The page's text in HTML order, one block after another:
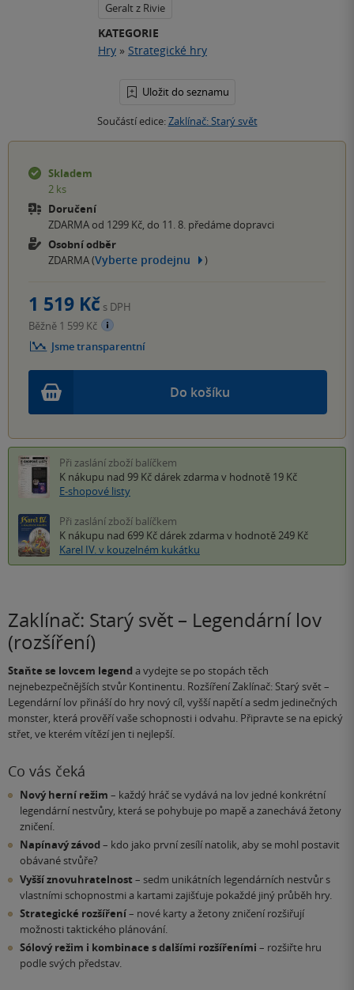
Geralt z Rivie
KATEGORIE
Hry » Strategické hry
Uložit do seznamu
Součástí edice:Zaklínač: Starý svět
Skladem
2 ks
Doručení
ZDARMA od 1299 Kč, do 11. 8. předáme dopravci
Osobní odběr
ZDARMA (Vyberte prodejnu )
Do košíku
1 519 Kč s DPH
Běžně 1 599 Kč
Jsme transparentní
Při zaslání zboží balíčkem
K nákupu nad 99 Kč dárek zdarma v hodnotě 19 Kč
E-shopové listy
Při zaslání zboží balíčkem
K nákupu nad 699 Kč dárek zdarma v hodnotě 249 Kč
Karel IV. v kouzelném kukátku
Zaklínač: Starý svět – Legendární lov
(rozšíření)
Staňte se lovcem legend a vydejte se po stopách těch
nejnebezpečnějších stvůr Kontinentu. Rozšíření Zaklínač: Starý svět –
Legendární lov přináší do hry nový cíl, vyšší napětí a sedm jedinečných
monster, která prověří vaše schopnosti i odvahu. Připravte se na epický
střet, ve kterém vítězí jen ti nejlepší.
Co vás čeká
Nový herní režim – každý hráč se vydává na lov jedné konkrétní
legendární nestvůry, která se pohybuje po mapě a zanechává žetony
zničení.
Napínavý závod – kdo jako první zesílí natolik, aby se mohl postavit
obávané stvůře?
Vyšší znovuhratelnost – sedm unikátních legendárních nestvůr s
vlastními schopnostmi a kartami zajišťuje pokaždé jiný průběh hry.
Strategické rozšíření– nové karty a žetony zničení rozšiřují
možnosti taktického plánování.
Sólový režim i kombinace s dalšími rozšířeními – rozšiřte hru
podle svých představ.